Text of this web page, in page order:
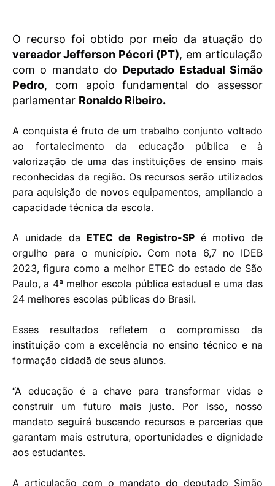
O recurso foi obtido por meio da atuação do
vereador Jefferson Pécori (PT), em articulação
com o mandato do Deputado Estadual Simão
Pedro, com apoio fundamental do assessor
parlamentar Ronaldo Ribeiro.
A conquista é fruto de um trabalho conjunto voltado
ao fortalecimento da educação pública e à
valorização de uma das instituições de ensino mais
reconhecidas da região. Os recursos serão utilizados
para aquisição de novos equipamentos, ampliando a
capacidade técnica da escola.
A unidade da ETEC de Registro-SP é motivo de
orgulho para o município. Com nota 6,7 no IDEB
2023, figura como a melhor ETEC do estado de São
Paulo, a 4ª melhor escola pública estadual e uma das
24 melhores escolas públicas do Brasil.
Esses resultados refletem o compromisso da
instituição com a excelência no ensino técnico e na
formação cidadã de seus alunos.
“A educação é a chave para transformar vidas e
construir um futuro mais justo. Por isso, nosso
mandato seguirá buscando recursos e parcerias que
garantam mais estrutura, oportunidades e dignidade
aos estudantes.
A articulação com o mandato do deputado Simão